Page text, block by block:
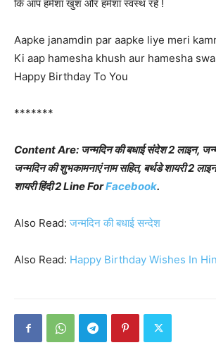
कि आप हमेशा खुश और हमेशा स्वस्थ रहें !
Aapke janamdin par aapke liye meri
Ki aap hamesha khush aur hamesha
Happy Birthday To You
*******
Content Are: जन्मदिन की बधाई संदेश 2 लाइन,
जन्मदिन की शुभकामनाएं नाम सहित, बर्थडे शायरी 2
शायरी हिंदी 2 Line ForFacebook.
Also Read:जन्मदिन की बधाई सन्देश
Also Read: Happy Birthday Wishes In